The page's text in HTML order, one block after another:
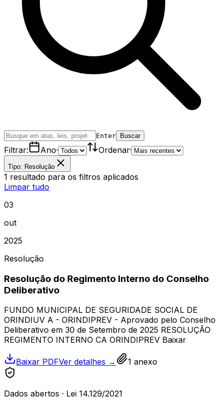
Enter Buscar
Filtrar: Ano· Ordenar·
Tipo: Resolução
1 resultado para os filtros aplicados
Limpar tudo
03
out
2025
Resolução
Resolução do Regimento Interno do Conselho
Deliberativo
FUNDO MUNICIPAL DE SEGURIDADE SOCIAL DE
ORINDIUV A - ORINDIPREV - Aprovado pelo Conselho
Deliberativo em 30 de Setembro de 2025 RESOLUÇÃO
REGIMENTO INTERNO CA ORINDIPREV Baixar
Baixar PDFVer detalhes → 1 anexo
Dados abertos · Lei 14.129/2021